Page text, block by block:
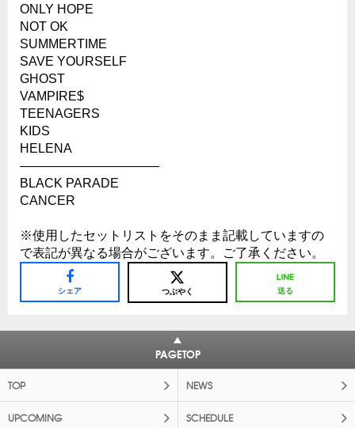
ONLY HOPE
NOT OK
SUMMERTIME
SAVE YOURSELF
GHOST
VAMPIRE$
TEENAGERS
KIDS
HELENA
———————————
BLACK PARADE
CANCER
※使用したセットリストをそのまま記載していますの
で表記が異なる場合がございます。ご了承ください。
シェア つぶやく 送る
PAGETOP
TOP NEWS
UPCOMING SCHEDULE